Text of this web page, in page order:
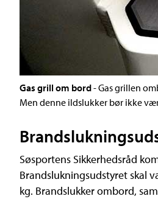
Gas grill om bord- Gas grillen
Men denne ildslukker bør ikke
Søsportens Sikkerhedsråd
Brandslukningsudstyret skal
kg. Brandslukker ombord,